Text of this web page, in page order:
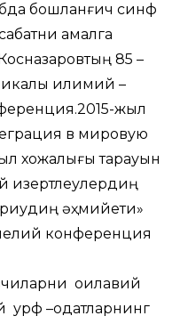
бошланғич синф
амалга
85 –
илимий –
жыл
в мировую
хожалығы тарауын
изертлеулердиң
әҳмийети»
конференция
оилавий
урф –одатларнинг